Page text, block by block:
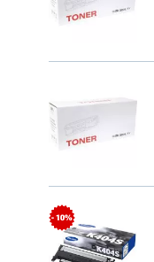
- 10%